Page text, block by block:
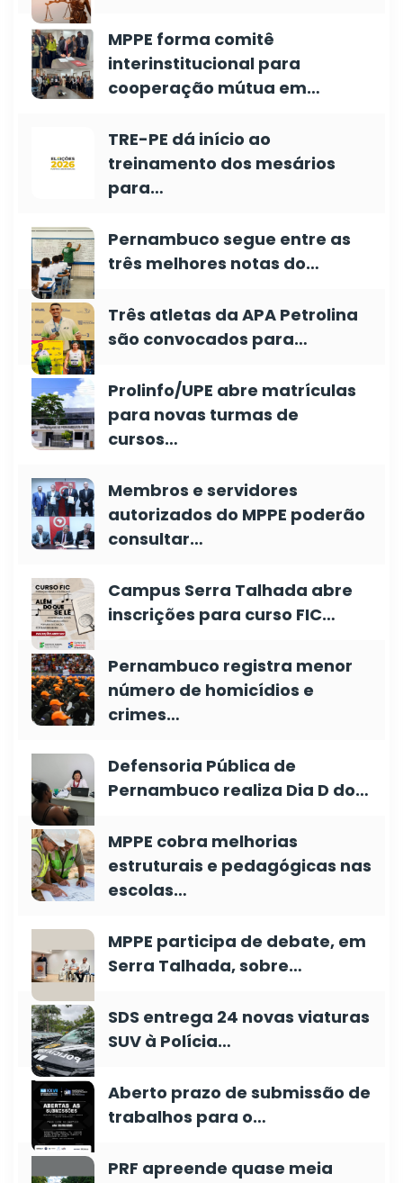
MPPE forma comitê
interinstitucional para
cooperação mútua em…
TRE-PE dá início ao
treinamento dos mesários
para…
Pernambuco segue entre as
três melhores notas do…
Três atletas da APA Petrolina
são convocados para…
Prolinfo/UPE abre matrículas
para novas turmas de
cursos…
Membros e servidores
autorizados do MPPE poderão
consultar…
Campus Serra Talhada abre
inscrições para curso FIC…
Pernambuco registra menor
número de homicídios e
crimes…
Defensoria Pública de
Pernambuco realiza Dia D do…
MPPE cobra melhorias
estruturais e pedagógicas nas
escolas…
MPPE participa de debate, em
Serra Talhada, sobre…
SDS entrega 24 novas viaturas
SUV à Polícia…
Aberto prazo de submissão de
trabalhos para o…
PRF apreende quase meia